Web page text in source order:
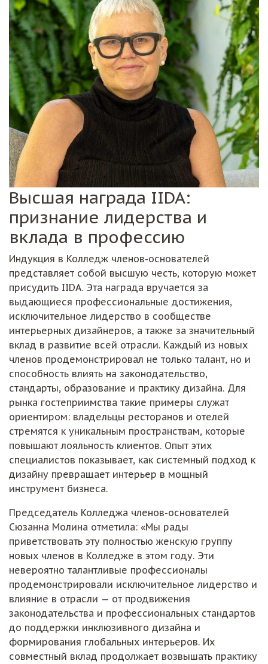
Высшая награда IIDA:
признание лидерства и
вклада в профессию
Индукция в Колледж членов-основателей
представляет собой высшую честь, которую может
присудить IIDA. Эта награда вручается за
выдающиеся профессиональные достижения,
исключительное лидерство в сообществе
интерьерных дизайнеров, а также за значительный
вклад в развитие всей отрасли. Каждый из новых
членов продемонстрировал не только талант, но и
способность влиять на законодательство,
стандарты, образование и практику дизайна. Для
рынка гостеприимства такие примеры служат
ориентиром: владельцы ресторанов и отелей
стремятся к уникальным пространствам, которые
повышают лояльность клиентов. Опыт этих
специалистов показывает, как системный подход к
дизайну превращает интерьер в мощный
инструмент бизнеса.
Председатель Колледжа членов-основателей
Сюзанна Молина отметила: «Мы рады
приветствовать эту полностью женскую группу
новых членов в Колледже в этом году. Эти
невероятно талантливые профессионалы
продемонстрировали исключительное лидерство и
влияние в отрасли — от продвижения
законодательства и профессиональных стандартов
до поддержки инклюзивного дизайна и
формирования глобальных интерьеров. Их
совместный вклад продолжает возвышать практику